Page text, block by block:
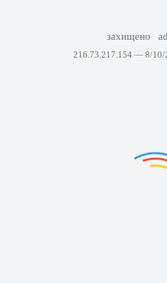
захищено
216.73.217.154 — 8/10/